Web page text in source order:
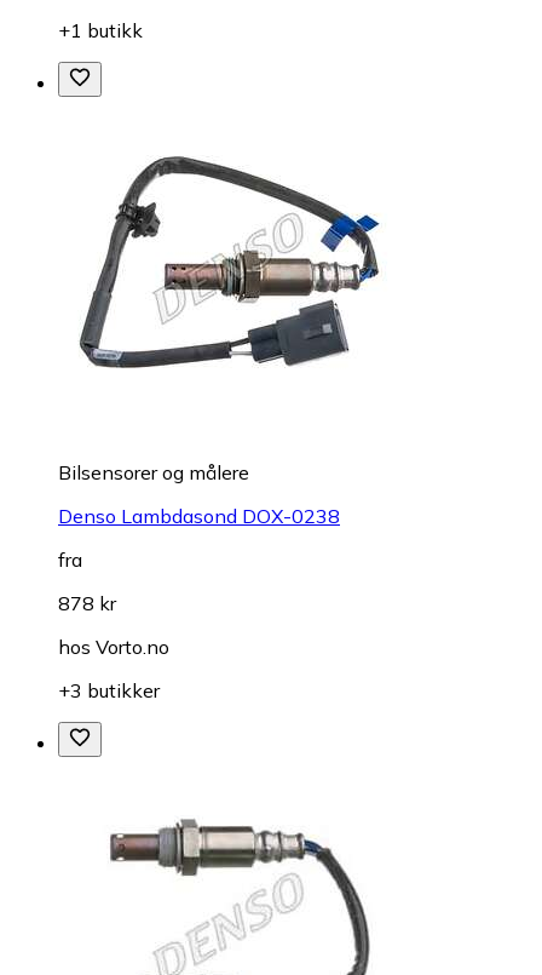
+1 butikk
Bilsensorer og målere
Denso Lambdasond DOX-0238
fra
878 kr
hos Vorto.no
+3 butikker